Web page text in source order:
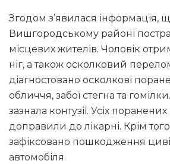
Згодом з’явилася інформація,
Вишгородському районі
місцевих жителів. Чоловік
ніг, а також осколковий
діагностовано осколкові
обличчя, забої стегна та
зазнала контузії. Усіх
доправили до лікарні. Крім
зафіксовано пошкодження
автомобіля.